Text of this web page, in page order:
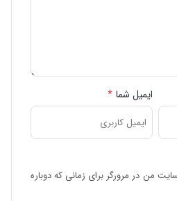
ایمیل شما *
من در مرورگر برای زمانی که دوباره